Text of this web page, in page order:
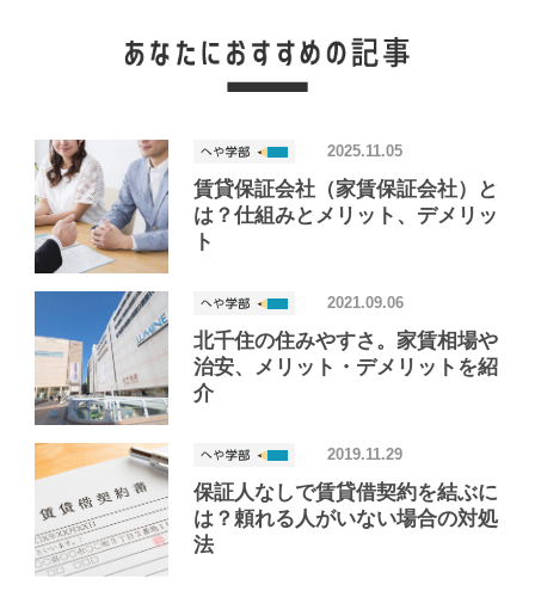
賃貸保証会社（家賃保証会社）と
は？仕組みとメリット、デメリッ
ト
2025.11.05
北千住の住みやすさ。家賃相場や
治安、メリット・デメリットを紹
介
2021.09.06
保証人なしで賃貸借契約を結ぶに
は？頼れる人がいない場合の対処
法
2019.11.29